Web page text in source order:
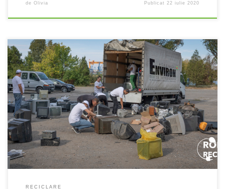
de Olivia Publicat22 iulie 2020
RECICLARE